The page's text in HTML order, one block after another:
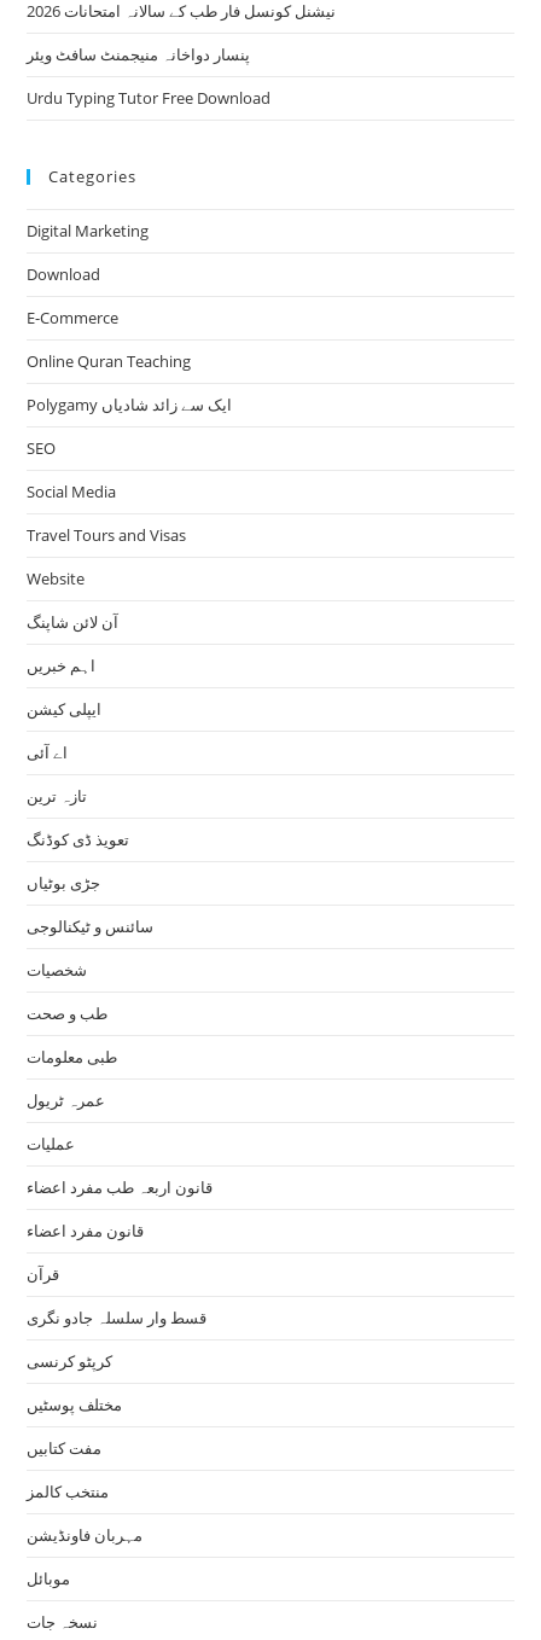
نیشنل کونسل فار طب کے سالانہ امتحانات 2026
پنسار دواخانہ منیجمنٹ سافٹ ویئر
Urdu Typing Tutor Free Download
Categories
Digital Marketing
Download
E-Commerce
Online Quran Teaching
Polygamy ایک سے زائد شادیاں
SEO
Social Media
Travel Tours and Visas
Website
آن لائن شاپنگ
اہم خبریں
ایپلی کیشن
اے آئی
تازہ ترین
تعویذ ڈی کوڈنگ
جڑی بوٹیاں
سائنس و ٹیکنالوجی
شخصیات
طب و صحت
طبی معلومات
عمرہ ٹریول
عملیات
قانون اربعہ طب مفرد اعضاء
قانون مفرد اعضاء
قرآن
قسط وار سلسلہ جادو نگری
کرپٹو کرنسی
مختلف پوسٹیں
مفت کتابیں
منتخب کالمز
مہربان فاونڈیشن
موبائل
نسخہ جات